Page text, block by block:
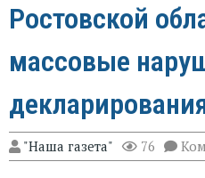
Ростовской
массовые
"Наша газета" 76